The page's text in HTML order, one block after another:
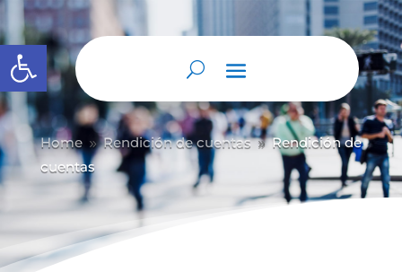
Abrir barra de herramientas
Home 9 Rendición de cuentas 9 Rendición de
cuentas